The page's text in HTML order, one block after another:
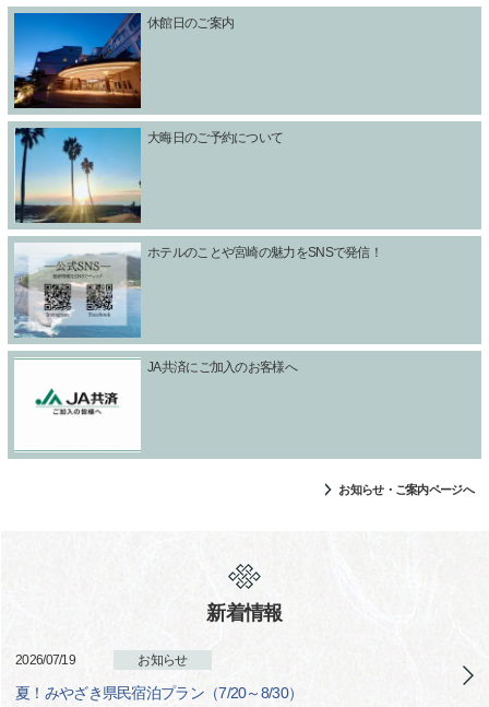
休館日のご案内
大晦日のご予約について
ホテルのことや宮崎の魅力をSNSで発信！
JA共済にご加入のお客様へ
お知らせ・ご案内ページへ
新着情報
2026/07/19 お知らせ
夏！みやざき県民宿泊プラン（7/20～8/30）